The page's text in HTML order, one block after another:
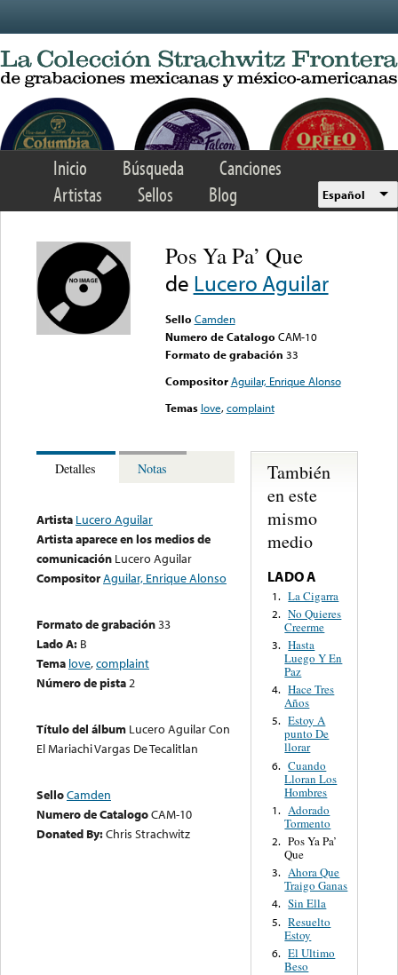
Inicio Búsqueda
Canciones
Artistas
Sellos Blog Español
Pos Ya Pa’ Que
de Lucero Aguilar
Sello Camden
Numero de Catalogo CAM-10
Formato de grabación 33
Compositor Aguilar, Enrique Alonso
Temas love,complaint
Detalles Notas
Artista Lucero Aguilar
Artista aparece en los medios de
comunicación Lucero Aguilar
CompositorAguilar, Enrique Alonso
Formato de grabación33
Lado A: B
Tema love,complaint
Número de pista2
Título del álbum Lucero Aguilar Con
El Mariachi Vargas De Tecalitlan
SelloCamden
Numero de CatalogoCAM-10
Donated By:Chris Strachwitz
También
en este
mismo
medio
LADO A
1. La Cigarra
2. No Quieres
Creerme
3. Hasta
Luego Y En
Paz
4. Hace Tres
Años
5. Estoy A
punto De
llorar
6. Cuando
Lloran Los
Hombres
1. Adorado
Tormento
2. Pos Ya Pa’
Que
3. Ahora Que
Traigo Ganas
4. Sin Ella
5. Resuelto
Estoy
6. El Ultimo
Beso